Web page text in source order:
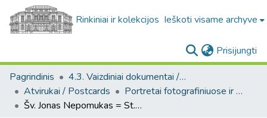
Rinkiniai ir kolekcijos Ieškoti visame archyve
Prisijungti
Pagrindinis
4.3. Vaizdiniai dokumentai / Visual documents
Atvirukai / Postcards
Portretai fotografiniuose ir meniniuose atvirukuose [1905-1996] / Portraits on photo and art postcards [1905-1996]
Šv. Jonas Nepomukas = St. John Nepomuk